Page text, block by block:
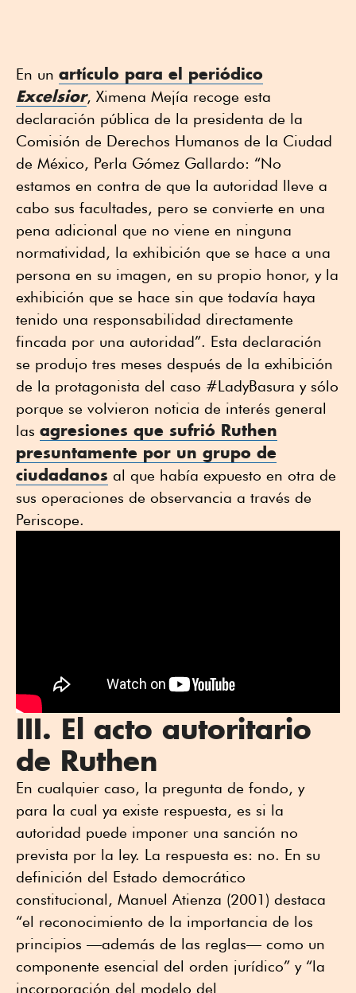
En un artículo para el periódico
Excelsior, Ximena Mejía recoge esta
declaración pública de la presidenta de la
Comisión de Derechos Humanos de la Ciudad
de México, Perla Gómez Gallardo: “No
estamos en contra de que la autoridad lleve a
cabo sus facultades, pero se convierte en una
pena adicional que no viene en ninguna
normatividad, la exhibición que se hace a una
persona en su imagen, en su propio honor, y la
exhibición que se hace sin que todavía haya
tenido una responsabilidad directamente
fincada por una autoridad”. Esta declaración
se produjo tres meses después de la exhibición
de la protagonista del caso #LadyBasura y sólo
porque se volvieron noticia de interés general
las agresiones que sufrió Ruthen
presuntamente por un grupo de
ciudadanos al que había expuesto en otra de
sus operaciones de observancia a través de
Periscope.
III. El acto autoritario
de Ruthen
En cualquier caso, la pregunta de fondo, y
para la cual ya existe respuesta, es si la
autoridad puede imponer una sanción no
prevista por la ley. La respuesta es: no. En su
definición del Estado democrático
constitucional, Manuel Atienza (2001) destaca
“el reconocimiento de la importancia de los
principios —además de las reglas— como un
componente esencial del orden jurídico” y “la
incorporación del modelo del